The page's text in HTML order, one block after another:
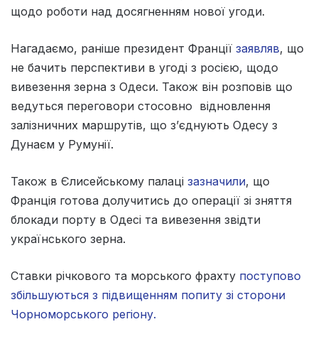
щодо роботи над досягненням нової угоди.
Нагадаємо, раніше президент Франції заявляв, що
не бачить перспективи в угоді з росією, щодо
вивезення зерна з Одеси. Також він розповів що
ведуться переговори стосовно відновлення
залізничних маршрутів, що з’єднують Одесу з
Дунаєм у Румунії.
Також в Єлисейському палаці зазначили, що
Франція готова долучитись до операції зі зняття
блокади порту в Одесі та вивезення звідти
українського зерна.
Ставки річкового та морського фрахту поступово
збільшуються з підвищенням попиту зі сторони
Чорноморського регіону.